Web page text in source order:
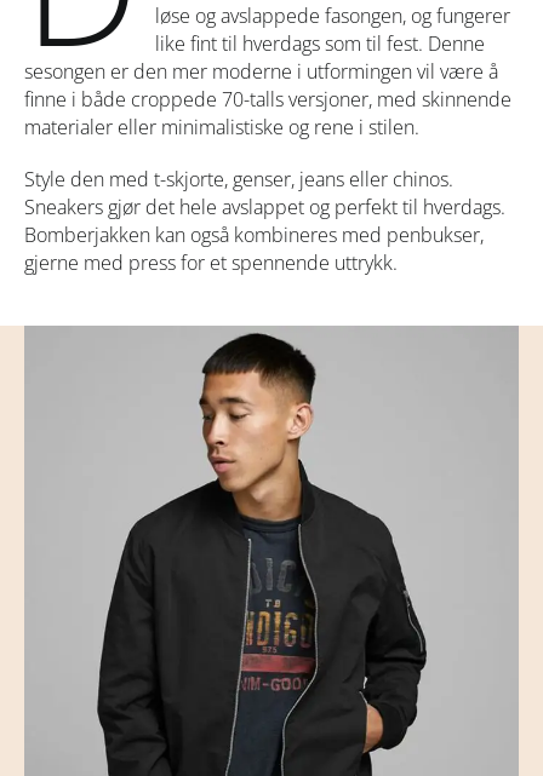
løse og avslappede fasongen, og fungerer
like fint til hverdags som til fest. Denne
sesongen er den mer moderne i utformingen vil være å
finne i både croppede 70-talls versjoner, med skinnende
materialer eller minimalistiske og rene i stilen.
Style den med t-skjorte, genser, jeans eller chinos.
Sneakers gjør det hele avslappet og perfekt til hverdags.
Bomberjakken kan også kombineres med penbukser,
gjerne med press for et spennende uttrykk.